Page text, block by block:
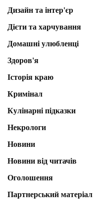
Дизайн та інтер'єр
Дієти та харчування
Домашні улюбленці
Здоров'я
Історія краю
Кримінал
Кулінарні підказки
Некрологи
Новини
Новини від читачів
Оголошення
Партнерський матеріал